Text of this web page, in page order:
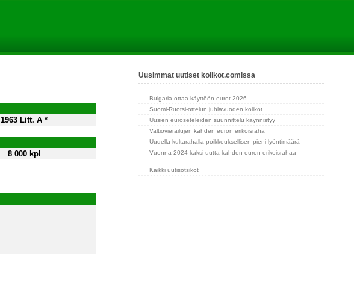
1963 Litt. A *
8 000 kpl
Uusimmat uutiset kolikot.comissa
Bulgaria ottaa käyttöön eurot 2026
Suomi-Ruotsi-ottelun juhlavuoden kolikot
Uusien euroseteleiden suunnittelu käynnistyy
Valtiovierailujen kahden euron erikoisraha
Uudella kultarahalla poikkeuksellisen pieni lyöntimäärä
Vuonna 2024 kaksi uutta kahden euron erikoisrahaa
Kaikki uutisotsikot